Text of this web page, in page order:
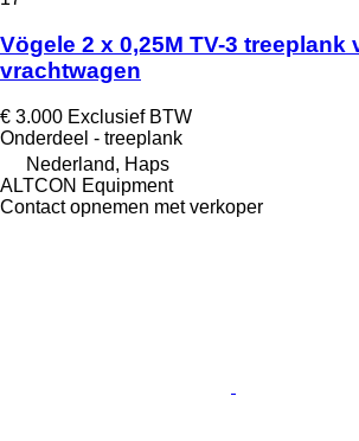
Vögele 2 x 0,25M TV-3 treeplank
vrachtwagen
€ 3.000 Exclusief BTW
Onderdeel - treeplank
Nederland, Haps
ALTCON Equipment
Contact opnemen met verkoper